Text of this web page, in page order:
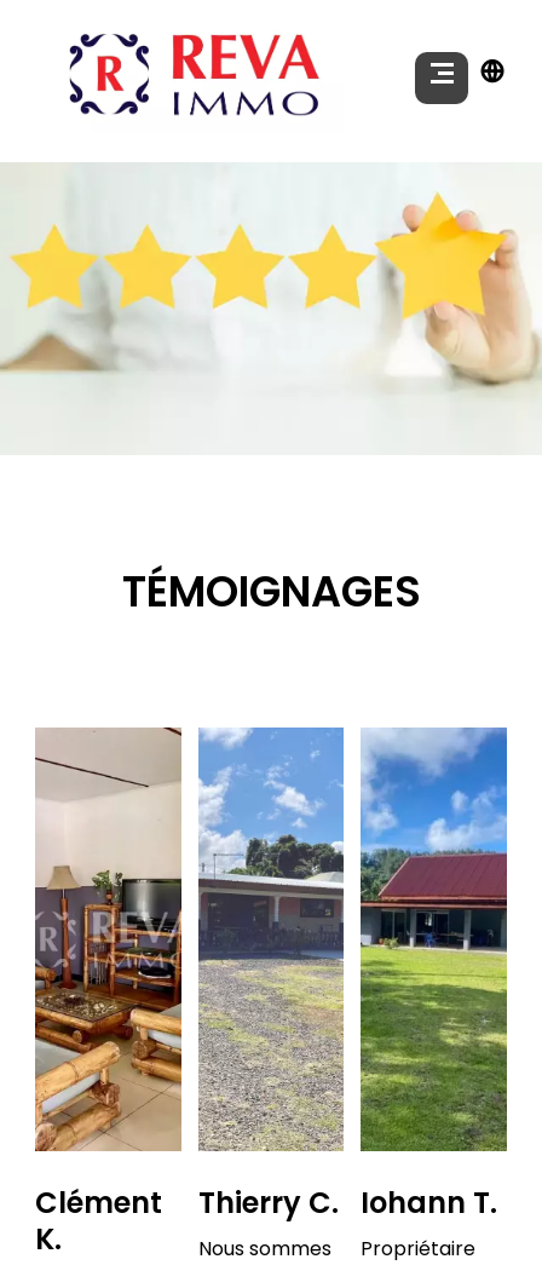
TÉMOIGNAGES
Clément
K.
Thierry C.
Nous sommes
Iohann T.
Propriétaire